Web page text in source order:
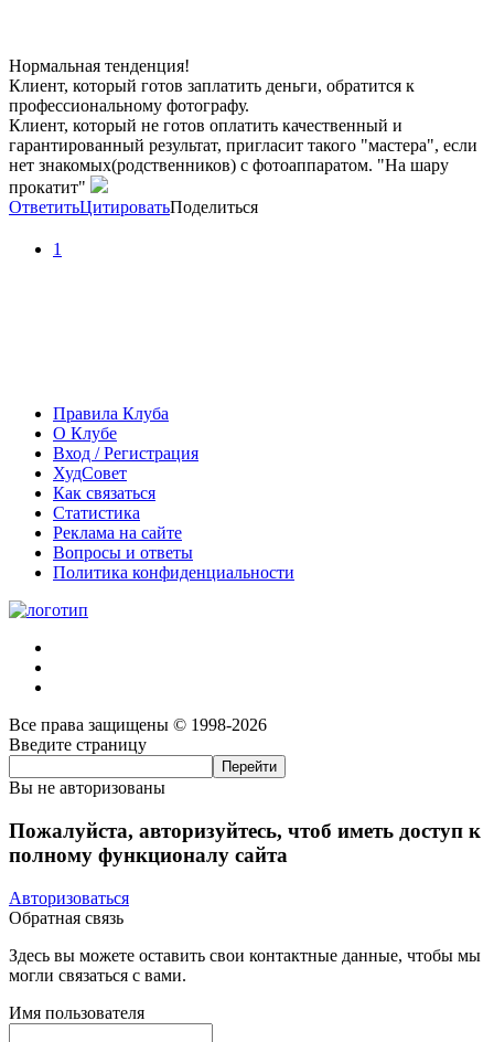
Нормальная тенденция!
Клиент, который готов заплатить деньги, обратится к
профессиональному фотографу.
Клиент, который не готов оплатить качественный и
гарантированный результат, пригласит такого "мастера", если
нет знакомых(родственников) с фотоаппаратом. "На шару
прокатит"
ОтветитьЦитироватьПоделиться
1
Правила Клуба
О Клубе
Вход / Регистрация
ХудСовет
Как связаться
Статистика
Реклама на сайте
Вопросы и ответы
Политика конфиденциальности
Все права защищены © 1998-2026
Введите страницу
Вы не авторизованы
Пожалуйста, авторизуйтесь, чтоб иметь доступ к
полному функционалу сайта
Авторизоваться
Обратная связь
Здесь вы можете оставить свои контактные данные, чтобы мы
могли связаться с вами.
Имя пользователя